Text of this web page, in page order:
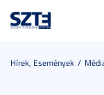
Hírek, Események